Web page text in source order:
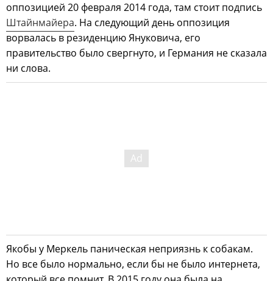
оппозицией 20 февраля 2014 года, там стоит подпись
Штайнмайера. На следующий день оппозиция
ворвалась в резиденцию Януковича, его
правительство было свергнуто, и Германия не сказала
ни слова.
Якобы у Меркель паническая неприязнь к собакам.
Но все было нормально, если бы не было интернета,